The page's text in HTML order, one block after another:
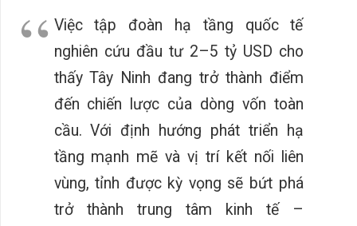
Việc tập đoàn hạ tầng quốc tế
nghiên cứu đầu tư 2–5 tỷ USD cho
thấy Tây Ninh đang trở thành điểm
đến chiến lược của dòng vốn toàn
cầu. Với định hướng phát triển hạ
tầng mạnh mẽ và vị trí kết nối liên
vùng, tỉnh được kỳ vọng sẽ bứt phá
trở thành trung tâm kinh tế –